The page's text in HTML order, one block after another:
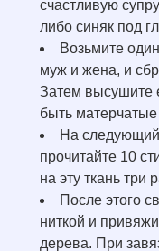
счастливую
либо синяк под
Возьмите
муж и жена, и
Затем высушите
быть
На следующий
прочитайте 10
на эту ткань три
После этого
ниткой и
дерева. При